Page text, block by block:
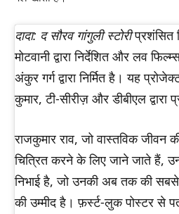
दादा: द सौरव गांगुली स्टोरीप्रशंसित
मोटवानी द्वारा निर्देशित और लव
अंकुर गर्ग द्वारा निर्मित है। यह
कुमार, टी-सीरीज़ और डीबीएल द्वारा
राजकुमार राव, जो वास्तविक जीवन
चित्रित करने के लिए जाने जाते हैं,
निभाई है, जो उनकी अब तक की
की उम्मीद है। फ़र्स्ट-लुक पोस्टर से